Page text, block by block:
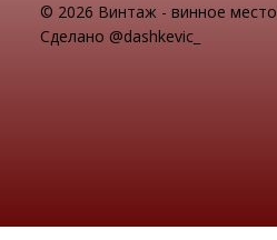
© 2026 Винтаж - винное место
Сделано @dashkevic_